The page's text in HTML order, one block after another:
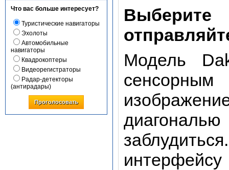
Что вас больше интересует?
Туристические навигаторы
Эхолоты
Автомобильные
навигаторы
Квадрокоптеры
Видеорегистраторы
Радар-детекторы
(антирадары)
Проголосовать
Модель